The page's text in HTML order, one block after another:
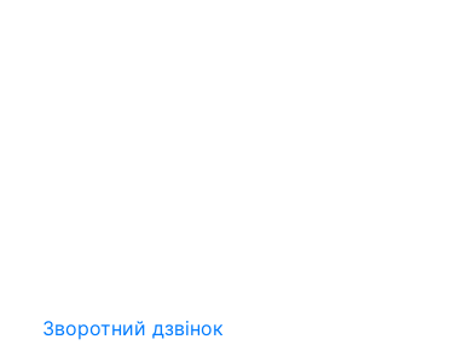
Зворотний дзвінок